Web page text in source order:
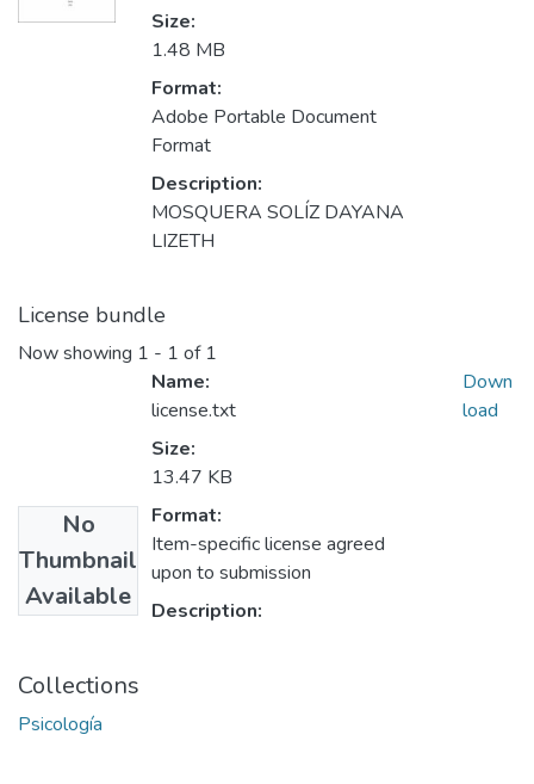
Size:
1.48 MB
Format:
Adobe Portable Document
Format
Description:
MOSQUERA SOLÍZ DAYANA
LIZETH
License bundle
Now showing 1 - 1 of 1
No
Thumbnail
Available
Name:
license.txt
Size:
13.47 KB
Format:
Item-specific license agreed
upon to submission
Description:
Down
load
Collections
Psicología